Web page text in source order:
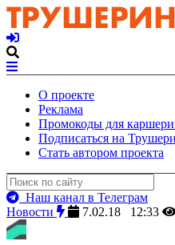
О проекте
Реклама
Промокоды для
Подписаться на
Стать автором проекта
Наш канал в Телеграм
Новости
7.02.18 12:33